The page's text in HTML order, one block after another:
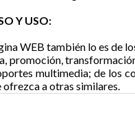
Y USO:
WEB también lo es de
promoción,
multimedia; de los
ofrezca a otras similares.